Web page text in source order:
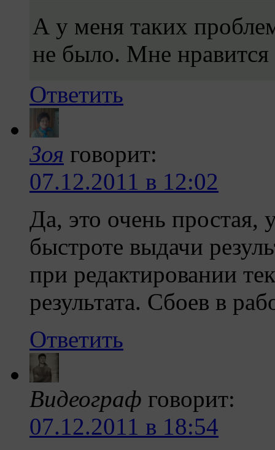
А у меня таких
не было. Мне нравится
Ответить
Зоя говорит:
07.12.2011 в 12:02
Да, это очень простая,
быстроте выдачи
при редактировании
результата. Сбоев в
Ответить
Видеограф говорит:
07.12.2011 в 18:54